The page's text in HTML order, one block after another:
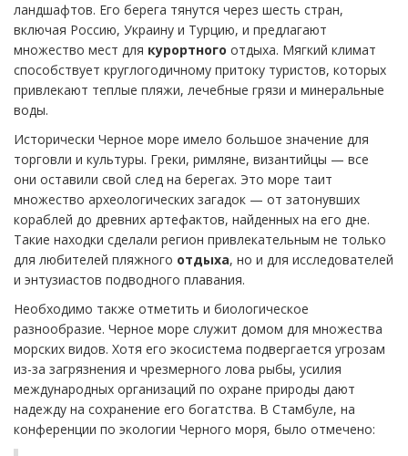
ландшафтов. Его берега тянутся через шесть стран,
включая Россию, Украину и Турцию, и предлагают
множество мест для курортного отдыха. Мягкий климат
способствует круглогодичному притоку туристов, которых
привлекают теплые пляжи, лечебные грязи и минеральные
воды.
Исторически Черное море имело большое значение для
торговли и культуры. Греки, римляне, византийцы — все
они оставили свой след на берегах. Это море таит
множество археологических загадок — от затонувших
кораблей до древних артефактов, найденных на его дне.
Такие находки сделали регион привлекательным не только
для любителей пляжного отдыха, но и для исследователей
и энтузиастов подводного плавания.
Необходимо также отметить и биологическое
разнообразие. Черное море служит домом для множества
морских видов. Хотя его экосистема подвергается угрозам
из-за загрязнения и чрезмерного лова рыбы, усилия
международных организаций по охране природы дают
надежду на сохранение его богатства. В Стамбуле, на
конференции по экологии Черного моря, было отмечено: